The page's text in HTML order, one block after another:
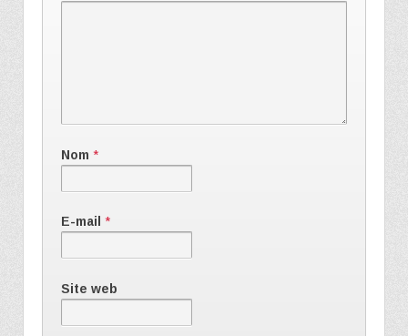
Nom *
E-mail *
Site web